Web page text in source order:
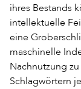
ihres Bestands
intellektuelle
eine
maschinelle
Nachnutzung
Schlagwörtern